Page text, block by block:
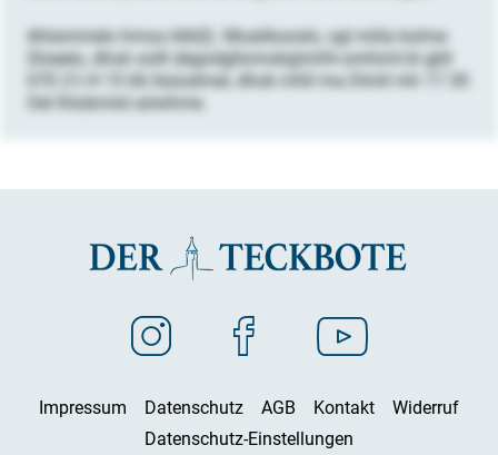
Ahlammelo hmoo klkl(l). Moalikooslo, sgl miila kolme
Sloeelo, dhok oolll degodgllomob@mhh-omhiml.kl gkll
070 21/4 15 66 llsüodmel, dhok mhll ma Dlmll mh 17.30
Oel lhlobmiid aösihme.
Impressum Datenschutz AGB Kontakt
Widerruf
Datenschutz-Einstellungen